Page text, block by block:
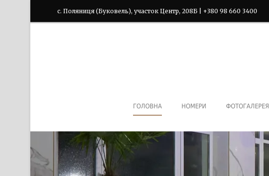
с. Поляниця (Буковель), участок Центр, 208Б | +380 98 660 3400
ГОЛОВНА НОМЕРИ ФОТОГАЛЕРЕЯ